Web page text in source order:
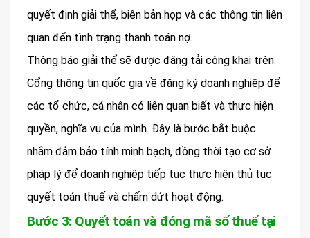
quyết định giải thể, biên bản họp và các thông tin liên
quan đến tình trạng thanh toán nợ.
Thông báo giải thể sẽ được đăng tải công khai trên
Cổng thông tin quốc gia về đăng ký doanh nghiệp để
các tổ chức, cá nhân có liên quan biết và thực hiện
quyền, nghĩa vụ của mình. Đây là bước bắt buộc
nhằm đảm bảo tính minh bạch, đồng thời tạo cơ sở
pháp lý để doanh nghiệp tiếp tục thực hiện thủ tục
quyết toán thuế và chấm dứt hoạt động.
Bước 3: Quyết toán và đóng mã số thuế tại